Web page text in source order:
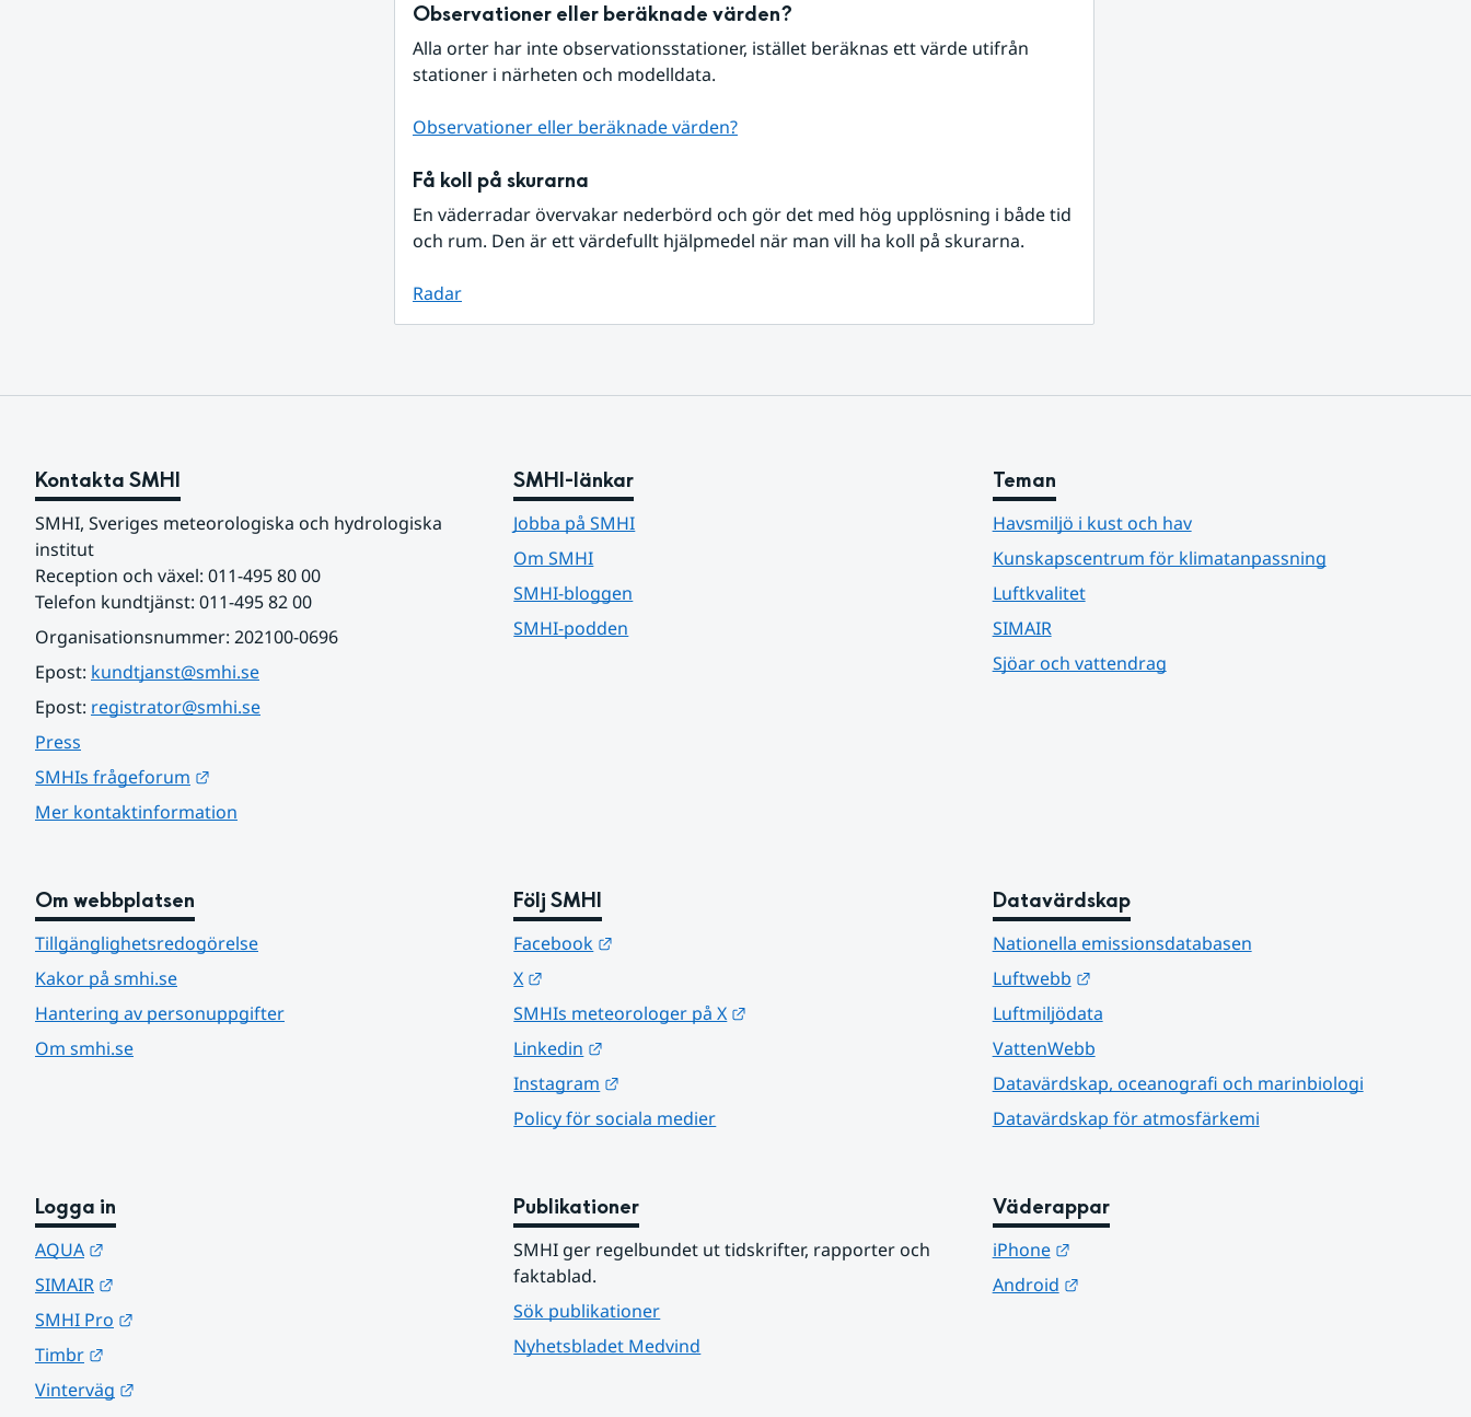
Observationer eller beräknade värden?
Alla orter har inte observationsstationer, istället beräknas ett värde utifrån
stationer i närheten och modelldata.
Observationer eller beräknade värden?
Få koll på skurarna
En väderradar övervakar nederbörd och gör det med hög upplösning i både tid
och rum. Den är ett värdefullt hjälpmedel när man vill ha koll på skurarna.
Radar
Kontakta SMHI
SMHI, Sveriges meteorologiska och hydrologiska
institut
Reception och växel: 011-495 80 00
Telefon kundtjänst: 011-495 82 00
Organisationsnummer: 202100-0696
Epost: kundtjanst@smhi.se
Epost: registrator@smhi.se
Press
SMHIs frågeforum
Mer kontaktinformation
SMHI-länkar
Jobba på SMHI
Om SMHI
SMHI-bloggen
SMHI-podden
Teman
Havsmiljö i kust och hav
Kunskapscentrum för klimatanpassning
Luftkvalitet
SIMAIR
Sjöar och vattendrag
Om webbplatsen
Tillgänglighetsredogörelse
Kakor på smhi.se
Hantering av personuppgifter
Om smhi.se
Följ SMHI
Facebook
X
SMHIs meteorologer på X
Linkedin
Instagram
Policy för sociala medier
Datavärdskap
Nationella emissionsdatabasen
Luftwebb
Länk till annan webbplats.
Luftmiljödata
VattenWebb
Datavärdskap, oceanografi och marinbiologi
Datavärdskap för atmosfärkemi
Logga in
AQUA
SIMAIR
SMHI Pro
Timbr
Vinterväg
Publikationer
SMHI ger regelbundet ut tidskrifter, rapporter och
faktablad.
Sök publikationer
Nyhetsbladet Medvind
Väderappar
iPhone
Länk till annan webbplats.
Android
Länk till annan webbplats.